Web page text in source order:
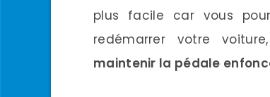
plus facile car vous
redémarrer votre
maintenir la pédale